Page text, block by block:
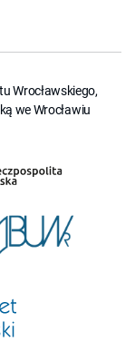
Wrocławskiego,
we Wrocławiu